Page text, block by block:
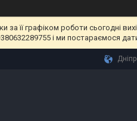
її графіком роботи сьогодні
і ми постараємося